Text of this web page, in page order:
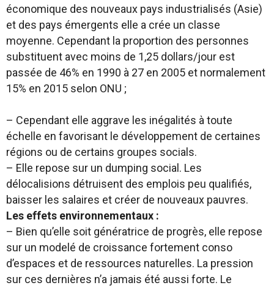
économique des nouveaux pays industrialisés (Asie)
et des pays émergents elle a crée un classe
moyenne. Cependant la proportion des personnes
substituent avec moins de 1,25 dollars/jour est
passée de 46% en 1990 à 27 en 2005 et normalement
15% en 2015 selon ONU ;
– Cependant elle aggrave les inégalités à toute
échelle en favorisant le développement de certaines
régions ou de certains groupes socials.
– Elle repose sur un dumping social. Les
délocalisions détruisent des emplois peu qualifiés,
baisser les salaires et créer de nouveaux pauvres.
Les effets environnementaux :
– Bien qu’elle soit génératrice de progrès, elle repose
sur un modelé de croissance fortement conso
d’espaces et de ressources naturelles. La pression
sur ces dernières n’a jamais été aussi forte. Le